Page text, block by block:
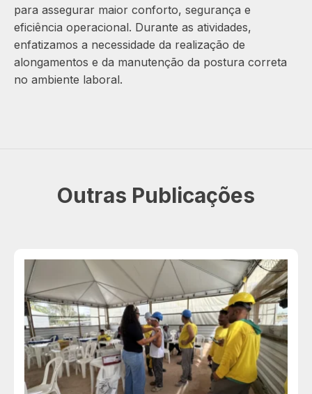
para assegurar maior conforto, segurança e
eficiência operacional. Durante as atividades,
enfatizamos a necessidade da realização de
alongamentos e da manutenção da postura correta
no ambiente laboral.
Outras Publicações